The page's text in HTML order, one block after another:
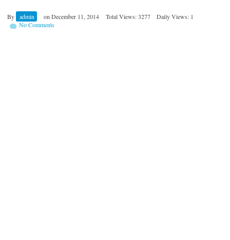
By admin on December 11, 2014 Total Views: 3277
Daily Views: 1
No Comments